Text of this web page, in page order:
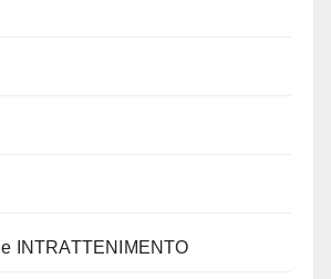
INTRATTENIMENTO